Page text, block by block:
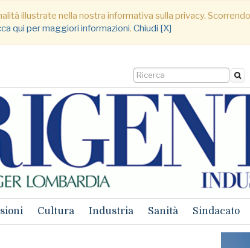
illustrate nella nostra informativa sulla privacy.
qui per maggiori informazioni. Chiudi [X]
Cultura Industria Sanità Sindacato